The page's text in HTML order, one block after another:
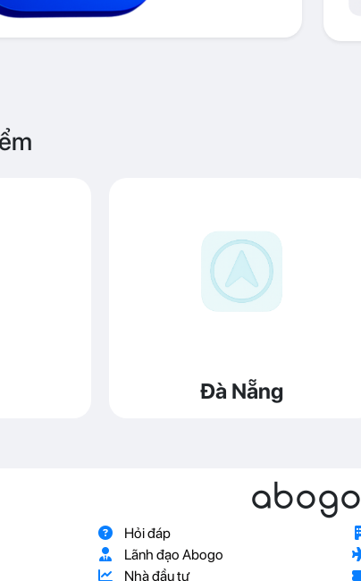
Đà Nẵng
abogo
Hỏi đáp
Lãnh đạo Abogo
Nhà đầu tư